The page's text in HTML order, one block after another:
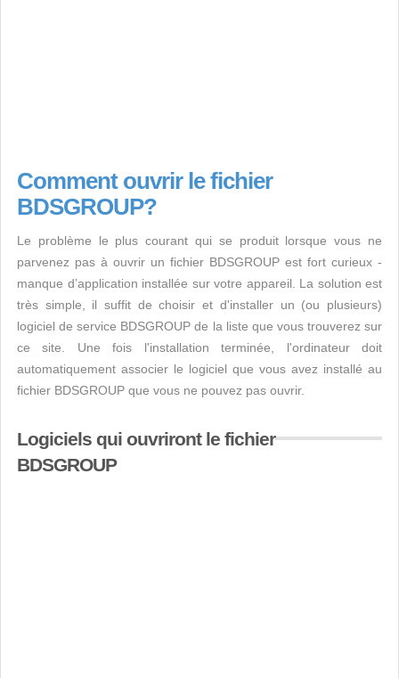
Comment ouvrir le fichier
BDSGROUP?
Le problème le plus courant qui se produit lorsque vous ne
parvenez pas à ouvrir un fichier BDSGROUP est fort curieux -
manque d’application installée sur votre appareil. La solution est
très simple, il suffit de choisir et d'installer un (ou plusieurs)
logiciel de service BDSGROUP de la liste que vous trouverez sur
ce site. Une fois l'installation terminée, l'ordinateur doit
automatiquement associer le logiciel que vous avez installé au
fichier BDSGROUP que vous ne pouvez pas ouvrir.
Logiciels qui ouvriront le fichier
BDSGROUP